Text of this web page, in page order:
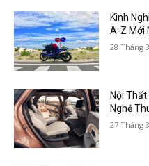
Kinh
A-Z Mới
28 Tháng
Nội
Nghệ
27 Tháng